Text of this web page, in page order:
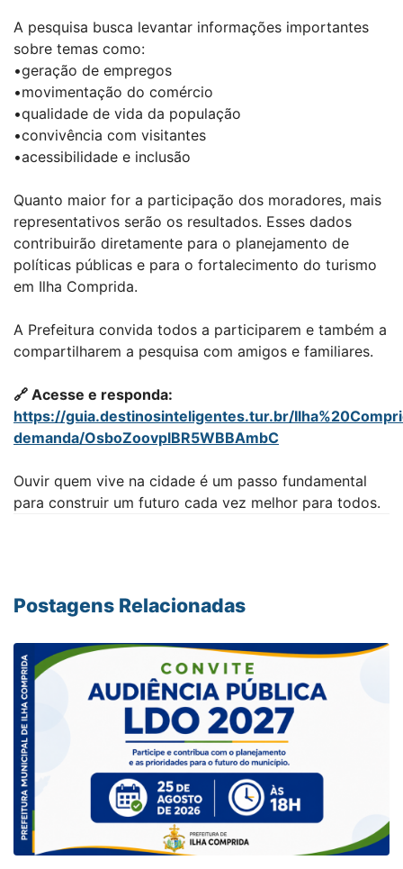
A pesquisa busca levantar informações importantes
sobre temas como:
•geração de empregos
•movimentação do comércio
•qualidade de vida da população
•convivência com visitantes
•acessibilidade e inclusão
Quanto maior for a participação dos moradores, mais
representativos serão os resultados. Esses dados
contribuirão diretamente para o planejamento de
políticas públicas e para o fortalecimento do turismo
em Ilha Comprida.
A Prefeitura convida todos a participarem e também a
compartilharem a pesquisa com amigos e familiares.
🔗 Acesse e responda:
https://guia.destinosinteligentes.tur.br/
demanda/OsboZoovplBR5WBBAmbC
Ouvir quem vive na cidade é um passo fundamental
para construir um futuro cada vez melhor para todos.
Postagens Relacionadas